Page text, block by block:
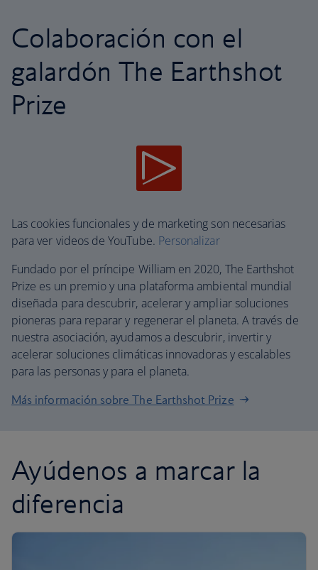
Colaboración con el
galardón The Earthshot
Prize
Las cookies funcionales y de marketing son necesarias
para ver videos de YouTube. Personalizar
Fundado por el príncipe William en 2020, The Earthshot
Prize es un premio y una plataforma ambiental mundial
diseñada para descubrir, acelerar y ampliar soluciones
pioneras para reparar y regenerar el planeta. A través de
nuestra asociación, ayudamos a descubrir, invertir y
acelerar soluciones climáticas innovadoras y escalables
para las personas y para el planeta.
Más información sobre The Earthshot Prize
Ayúdenos a marcar la
diferencia